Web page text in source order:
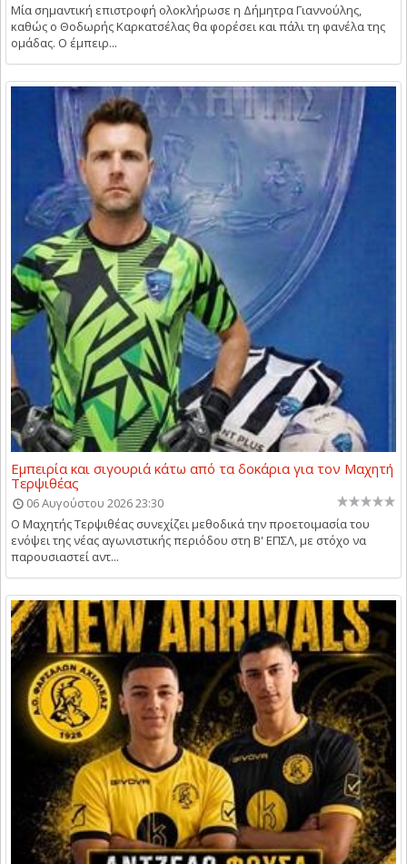
Μία σημαντική επιστροφή ολοκλήρωσε η Δήμητρα Γιαννούλης,
καθώς ο Θοδωρής Καρκατσέλας θα φορέσει και πάλι τη φανέλα της
ομάδας. Ο έμπειρ...
Εμπειρία και σιγουριά κάτω από τα δοκάρια για τον Μαχητή
Τερψιθέας
06 Αυγούστου 2026 23:30
Ο Μαχητής Τερψιθέας συνεχίζει μεθοδικά την προετοιμασία του
ενόψει της νέας αγωνιστικής περιόδου στη Β' ΕΠΣΛ, με στόχο να
παρουσιαστεί αντ...